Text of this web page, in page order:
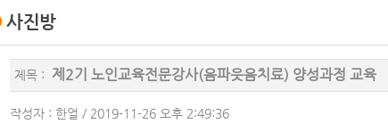
사진방
제목 : 제2기 노인교육전문강사(음파웃음치료) 양성과정 교육
작성자 : 한얼 / 2019-11-26 오후 2:49:36